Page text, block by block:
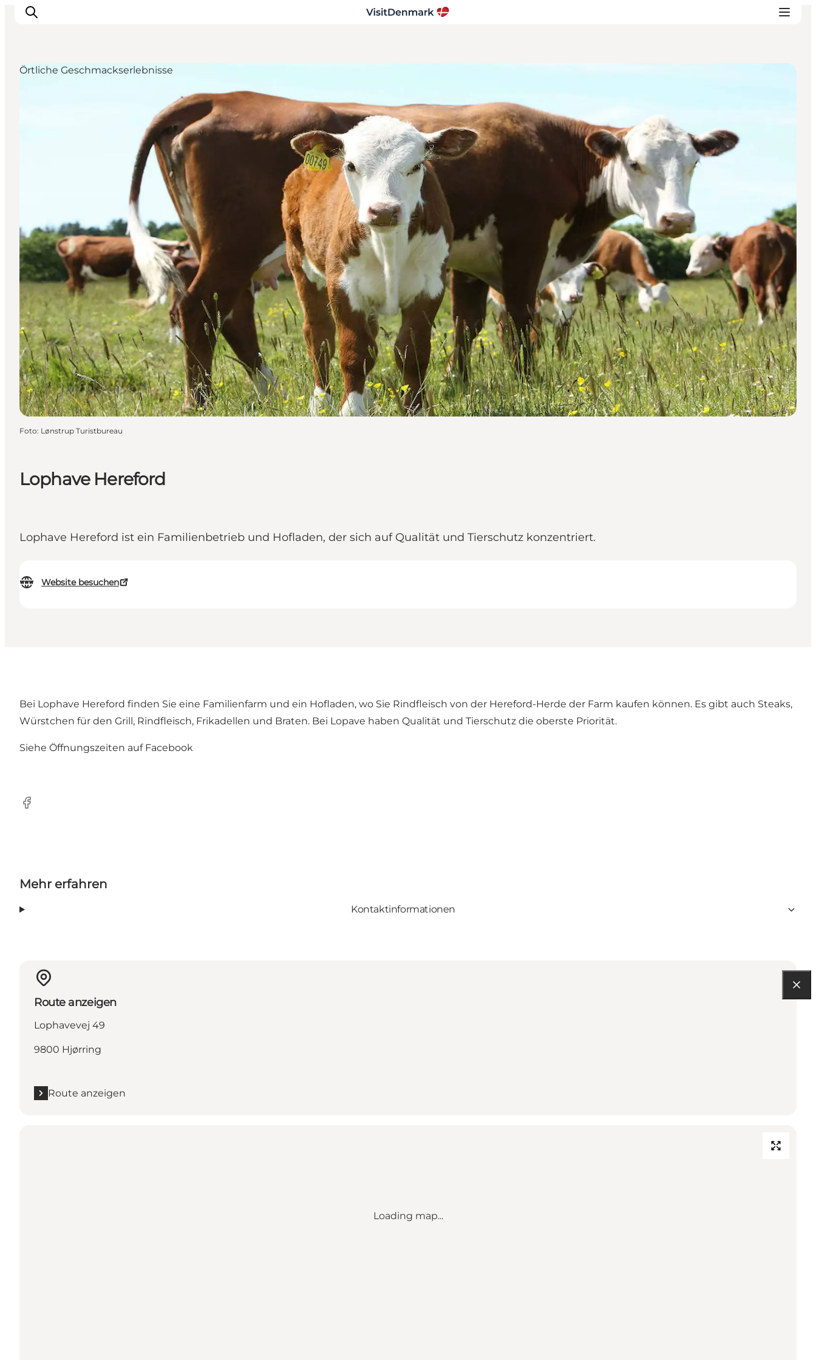
Lophave Hereford
Lophave Hereford ist ein Familienbetrieb und Hofladen, der sich auf Qualität und Tierschutz konzentriert.
Website besuchen
Örtliche Geschmackserlebnisse
Foto: Lønstrup Turistbureau
Bei Lophave Hereford finden Sie eine Familienfarm und ein Hofladen, wo Sie Rindfleisch von der Hereford-Herde der Farm kaufen können. Es gibt auch Steaks,
Würstchen für den Grill, Rindfleisch, Frikadellen und Braten. Bei Lopave haben Qualität und Tierschutz die oberste Priorität.
Siehe Öffnungszeiten auf Facebook
Facebook
Mehr erfahren
Kontaktinformationen
Route anzeigen
Lophavevej 49
9800 Hjørring
Route anzeigen
Loading map...